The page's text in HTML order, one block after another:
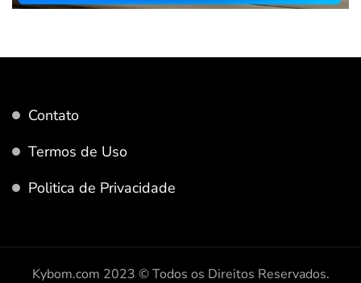
Contato
Termos de Uso
Politica de Privacidade
Kybom.com 2023 © Todos os Direitos Reservados.